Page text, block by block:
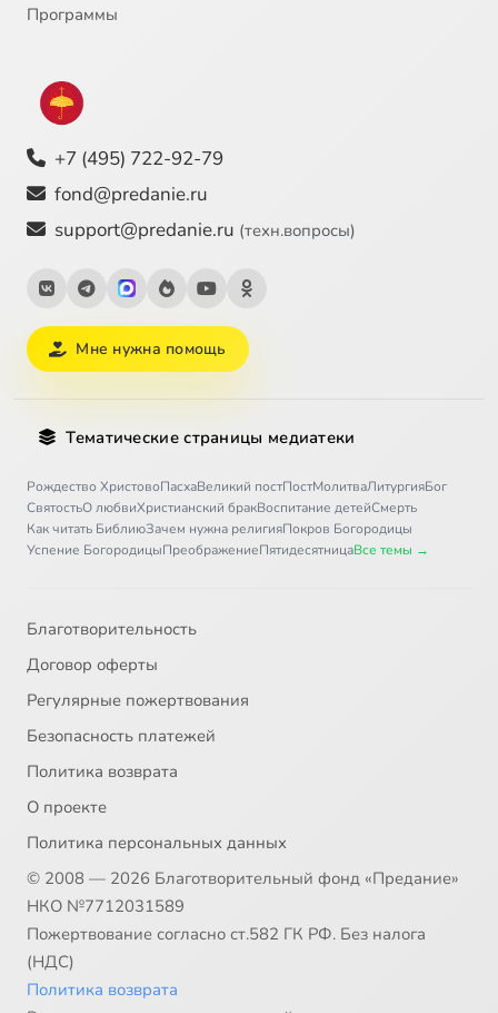
Программы
+7 (495) 722-92-79
fond@predanie.ru
support@predanie.ru (техн.вопросы)
Мне нужна помощь
Тематические страницы медиатеки
Рождество ХристовоПасхаВеликий постПостМолитваЛитургияБог
СвятостьО любвиХристианский бракВоспитание детейСмерть
Как читать БиблиюЗачем нужна религияПокров Богородицы
Успение БогородицыПреображениеПятидесятницаВсе темы →
Благотворительность
Договор оферты
Регулярные пожертвования
Безопасность платежей
Политика возврата
О проекте
Политика персональных данных
© 2008 — 2026 Благотворительный фонд «Предание»
НКО №7712031589
Пожертвование согласно ст.582 ГК РФ. Без налога
(НДС)
Политика возврата